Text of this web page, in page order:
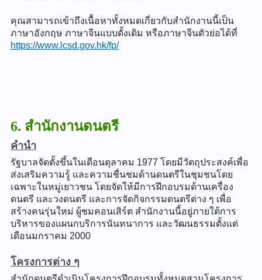
คุณสามารถเข้าถึงเนื้อหาทั้งหมดเกี่ยวกับสำนักงานนี้เป็น
ภาษาอังกฤษ ภาษาจีนแบบดั้งเดิม หรือภาษาจีนตัวย่อได้ที่
https://www.lcsd.gov.hk/fp/
6. สำนักงานดนตรี
คำนำ
รัฐบาลจัดตั้งขึ้นในเดือนตุลาคม 1977 โดยมีวัตถุประสงค์เพื่อ
ส่งเสริมความรู้ และความชื่นชมด้านดนตรีในชุมชนโดย
เฉพาะในหมู่เยาวชน โดยจัดให้มีการฝึกอบรมด้านเครื่อง
ดนตรี และวงดนตรี และการจัดกิจกรรมดนตรีต่าง ๆ เพื่อ
สร้างคนรุ่นใหม่ ผู้ชมคอนเสิร์ต สำนักงานนี้อยู่ภายใต้การ
บริหารของแผนกบริการนันทนาการ และวัฒนธรรมตั้งแต่
เดือนมกราคม 2000
โครงการต่าง ๆ